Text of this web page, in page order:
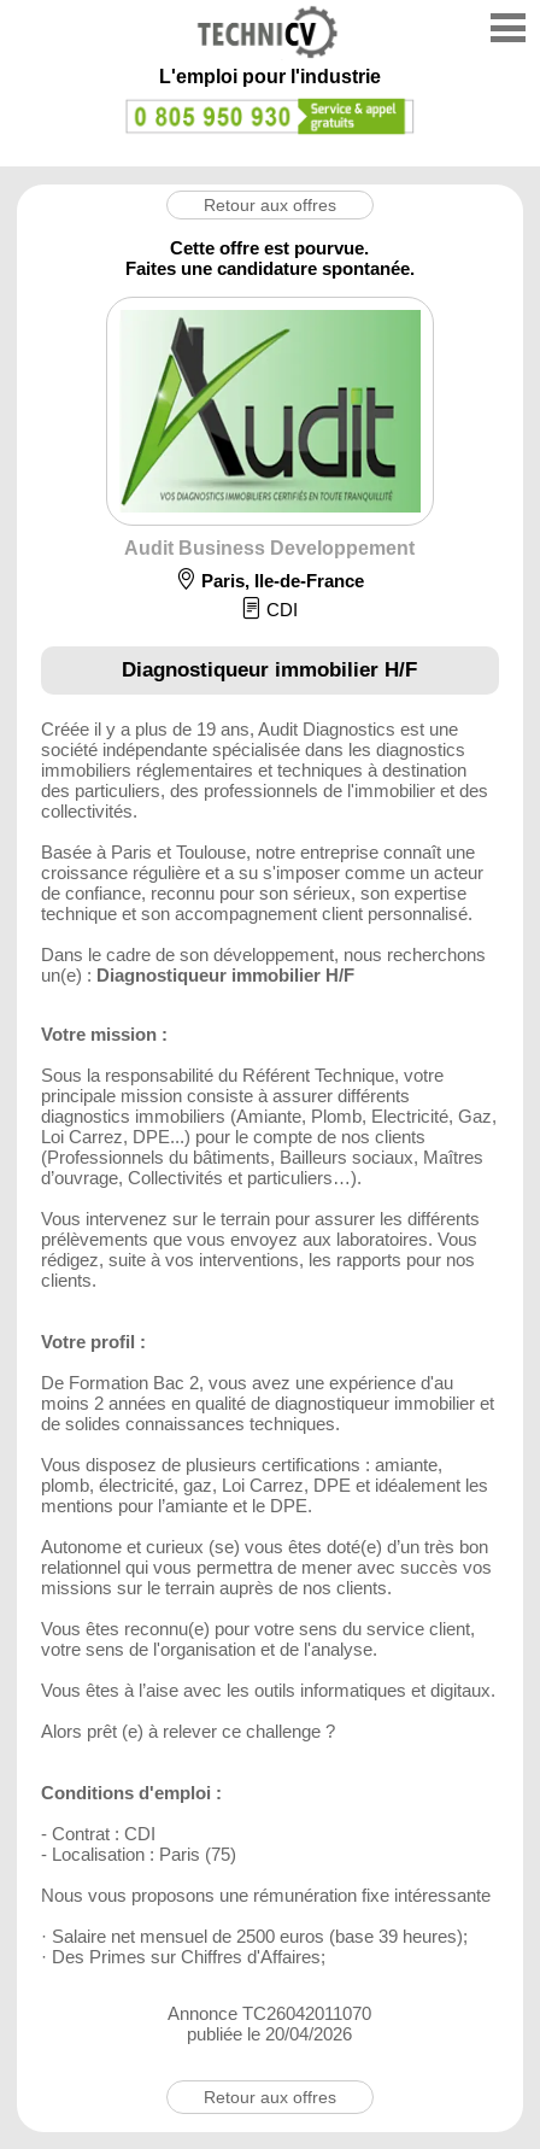
L'emploi pour l'industrie
Retour aux offres
Cette offre est pourvue.
Faites une candidature spontanée.
Audit Business Developpement
Paris, Ile-de-France
CDI
Diagnostiqueur immobilier H/F
Créée il y a plus de 19 ans, Audit Diagnostics est une
société indépendante spécialisée dans les diagnostics
immobiliers réglementaires et techniques à destination
des particuliers, des professionnels de l'immobilier et des
collectivités.
Basée à Paris et Toulouse, notre entreprise connaît une
croissance régulière et a su s'imposer comme un acteur
de confiance, reconnu pour son sérieux, son expertise
technique et son accompagnement client personnalisé.
Dans le cadre de son développement, nous recherchons
un(e) : Diagnostiqueur immobilier H/F
Votre mission :
Sous la responsabilité du Référent Technique, votre
principale mission consiste à assurer différents
diagnostics immobiliers (Amiante, Plomb, Electricité, Gaz,
Loi Carrez, DPE...) pour le compte de nos clients
(Professionnels du bâtiments, Bailleurs sociaux, Maîtres
d’ouvrage, Collectivités et particuliers…).
Vous intervenez sur le terrain pour assurer les différents
prélèvements que vous envoyez aux laboratoires. Vous
rédigez, suite à vos interventions, les rapports pour nos
clients.
Votre profil :
De Formation Bac 2, vous avez une expérience d'au
moins 2 années en qualité de diagnostiqueur immobilier et
de solides connaissances techniques.
Vous disposez de plusieurs certifications : amiante,
plomb, électricité, gaz, Loi Carrez, DPE et idéalement les
mentions pour l’amiante et le DPE.
Autonome et curieux (se) vous êtes doté(e) d’un très bon
relationnel qui vous permettra de mener avec succès vos
missions sur le terrain auprès de nos clients.
Vous êtes reconnu(e) pour votre sens du service client,
votre sens de l'organisation et de l'analyse.
Vous êtes à l’aise avec les outils informatiques et digitaux.
Alors prêt (e) à relever ce challenge ?
Conditions d'emploi :
- Contrat : CDI
- Localisation : Paris (75)
Nous vous proposons une rémunération fixe intéressante
· Salaire net mensuel de 2500 euros (base 39 heures);
· Des Primes sur Chiffres d'Affaires;
Annonce TC26042011070
publiée le 20/04/2026
Retour aux offres